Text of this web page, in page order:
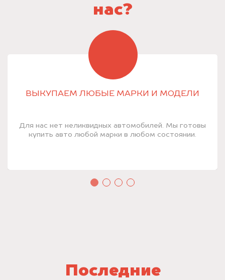
нас?
ВЫКУПАЕМ ЛЮБЫЕ МАРКИ И МОДЕЛИ
Для нас нет неликвидных автомобилей. Мы готовы
купить авто любой марки в любом состоянии.
Последние